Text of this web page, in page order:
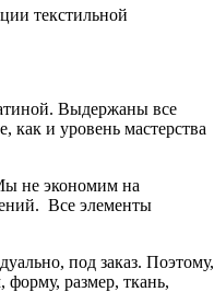
текстильной
Выдержаны все
и уровень мастерства
не экономим на
Все элементы
под заказ. Поэтому,
размер, ткань,